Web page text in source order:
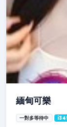
緬甸可樂
一對多等待中